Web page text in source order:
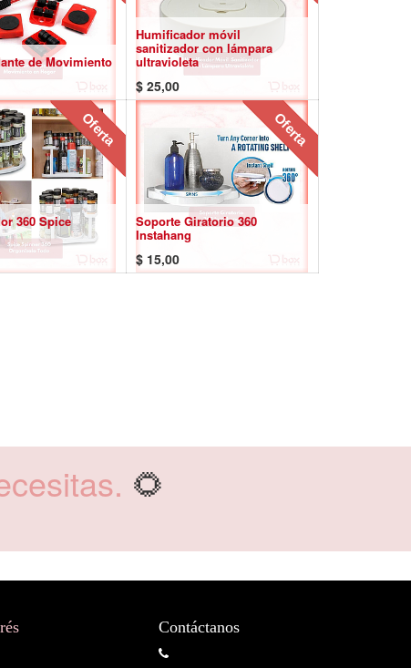
de Movimiento
Humificador móvil
sanitizador con lámpara
ultravioleta
$ 25,00
Oferta
360 Spice
Oferta
Soporte Giratorio 360
Instahang
$ 15,00
🌻
Contáctanos